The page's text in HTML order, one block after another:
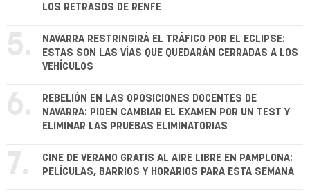
LOS RETRASOS DE RENFE
5.
NAVARRA RESTRINGIRÁ EL TRÁFICO POR EL ECLIPSE:
ESTAS SON LAS VÍAS QUE QUEDARÁN CERRADAS A LOS
VEHÍCULOS
6.
REBELIÓN EN LAS OPOSICIONES DOCENTES DE
NAVARRA: PIDEN CAMBIAR EL EXAMEN POR UN TEST Y
ELIMINAR LAS PRUEBAS ELIMINATORIAS
7.
CINE DE VERANO GRATIS AL AIRE LIBRE EN PAMPLONA:
PELÍCULAS, BARRIOS Y HORARIOS PARA ESTA SEMANA